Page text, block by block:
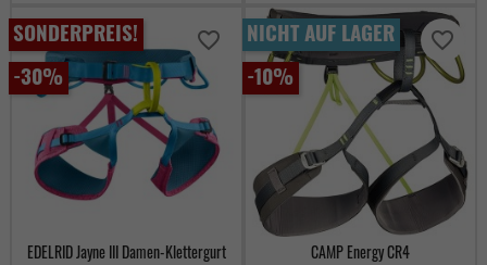
EDELRID Jayne III Damen-Klettergurt
SONDERPREIS!
-30%
favorite_border
CAMP Energy CR4
NICHT AUF LAGER
-10%
favorite_border